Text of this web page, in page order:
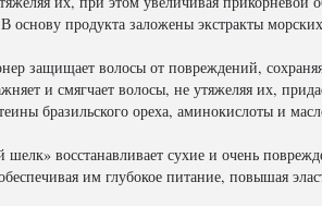
продукта заложены экстракты
защищает волосы от повреждений,
и смягчает волосы, не утяжеляя их,
бразильского ореха, аминокислоты и
восстанавливает сухие и очень
им глубокое питание, повышая